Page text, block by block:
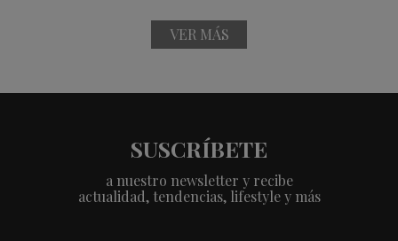
VER MÁS
SUSCRÍBETE
a nuestro newsletter y recibe
actualidad, tendencias, lifestyle y más